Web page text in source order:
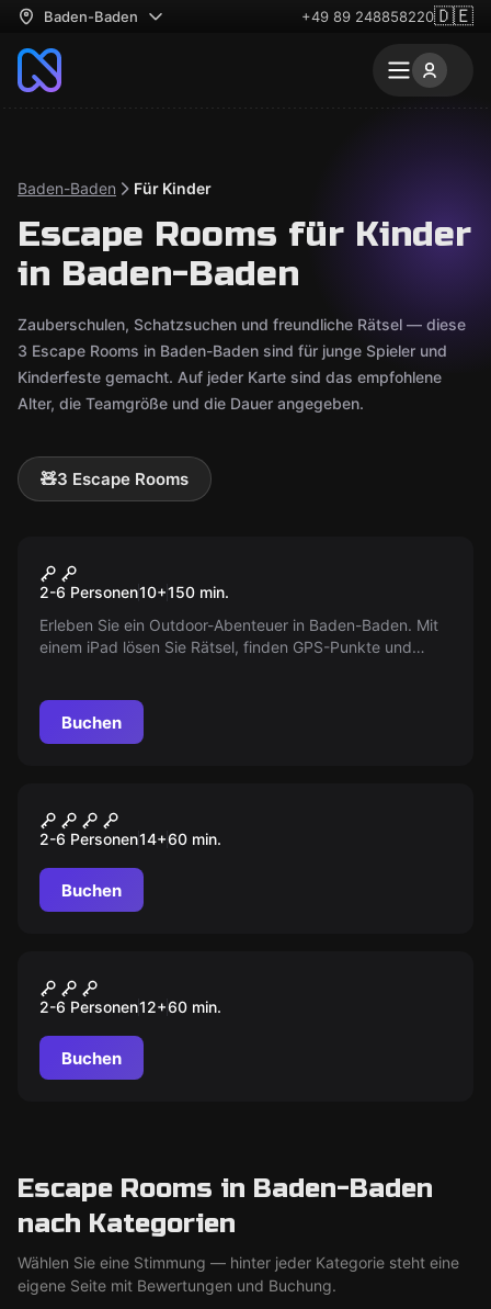
Baden-Baden +49 89 248858220🇩🇪
Baden-Baden Für Kinder
Escape Rooms für Kinder
in Baden-Baden
Zauberschulen, Schatzsuchen und freundliche Rätsel — diese
3 Escape Rooms in Baden-Baden sind für junge Spieler und
Kinderfeste gemacht. Auf jeder Karte sind das empfohlene
Alter, die Teamgröße und die Dauer angegeben.
🧸3 Escape Rooms
Das Magische Portal
2-6 Personen10+150 min.
Erleben Sie ein Outdoor-Abenteuer in Baden-Baden. Mit
einem iPad lösen Sie Rätsel, finden GPS-Punkte und
Buchen
The Secret of Da Vinci
2-6 Personen14+60 min.
Buchen
Die Zauberschule
2-6 Personen12+60 min.
Buchen
Escape Rooms in Baden-Baden
nach Kategorien
Wählen Sie eine Stimmung — hinter jeder Kategorie steht eine
eigene Seite mit Bewertungen und Buchung.